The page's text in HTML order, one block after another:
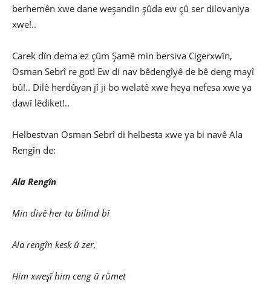
berhemên xwe dane weşandin şûda ew çû ser dilovaniya
xwe!..
Carek dîn dema ez çûm Şamê min bersiva Cigerxwîn,
Osman Sebrî re got! Ew di nav bêdengîyê de bê deng mayî
bû!.. Dilê herdûyan jî ji bo welatê xwe heya nefesa xwe ya
dawî lêdiket!..
Helbestvan Osman Sebrî di helbesta xwe ya bi navê Ala
Rengîn de:
Ala Rengîn
Min divê her tu bilind bî
Ala rengîn kesk û zer,
Him xweşî him ceng û rûmet